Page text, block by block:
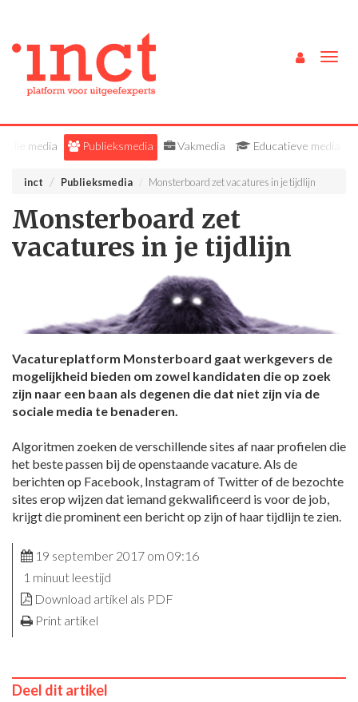
Alle media Publieksmedia Vakmedia Educatieve media
inct Publieksmedia Monsterboard zet vacatures in je tijdlijn
Monsterboard zet
vacatures in je tijdlijn
Vacatureplatform Monsterboard gaat werkgevers de
mogelijkheid bieden om zowel kandidaten die op zoek
zijn naar een baan als degenen die dat niet zijn via de
sociale media te benaderen.
Algoritmen zoeken de verschillende sites af naar profielen die
het beste passen bij de openstaande vacature. Als de
berichten op Facebook, Instagram of Twitter of de bezochte
sites erop wijzen dat iemand gekwalificeerd is voor de job,
krijgt die prominent een bericht op zijn of haar tijdlijn te zien.
19 september 2017 om 09:16
1 minuut leestijd
Download artikel als PDF
Print artikel
Deel dit artikel